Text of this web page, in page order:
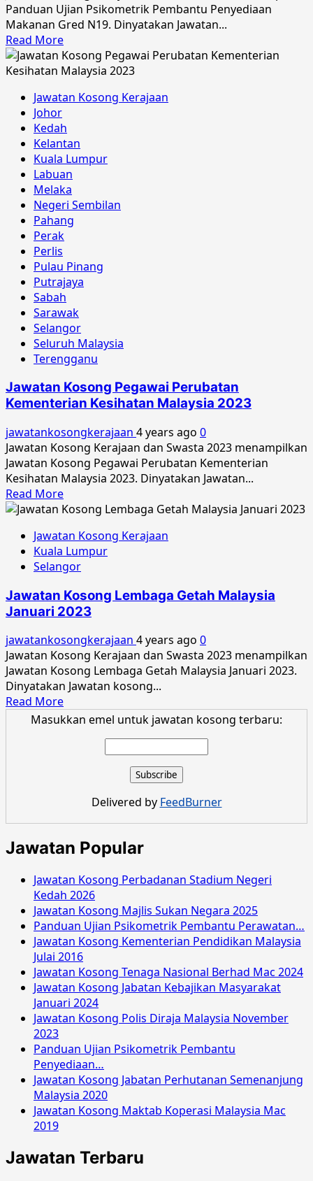
Panduan Ujian Psikometrik Pembantu Penyediaan
Makanan Gred N19. Dinyatakan Jawatan...
Read MoreRead
more
about
Ujian
Pembantu
Penyediaan
Makanan
Gred
N19
Jawatan Kosong Kerajaan
Johor
Kedah
Kelantan
Kuala Lumpur
Labuan
Melaka
Negeri Sembilan
Pahang
Perak
Perlis
Pulau Pinang
Putrajaya
Sabah
Sarawak
Selangor
Seluruh Malaysia
Terengganu
Jawatan Kosong Pegawai Perubatan
Kementerian Kesihatan Malaysia 2023
jawatankosongkerajaan 4 years ago 0
Jawatan Kosong Kerajaan dan Swasta 2023 menampilkan
Jawatan Kosong Pegawai Perubatan Kementerian
Kesihatan Malaysia 2023. Dinyatakan Jawatan...
Read MoreRead
more
Jawatan
Kosong
Pegawai
Kementerian
Kesihatan
2023
Jawatan Kosong Kerajaan
Kuala Lumpur
Selangor
Jawatan Kosong Lembaga Getah Malaysia
Januari 2023
jawatankosongkerajaan 4 years ago 0
Jawatan Kosong Kerajaan dan Swasta 2023 menampilkan
Jawatan Kosong Lembaga Getah Malaysia Januari 2023.
Dinyatakan Jawatan kosong...
Read MoreRead
more
Malaysia
Januari
2023
Masukkan emel untuk jawatan kosong terbaru:
Delivered by FeedBurner
Jawatan Popular
Jawatan Kosong Perbadanan Stadium Negeri
Kedah 2026
Jawatan Kosong Majlis Sukan Negara 2025
Panduan Ujian Psikometrik Pembantu Perawatan…
Jawatan Kosong Kementerian Pendidikan Malaysia
Julai 2016
Jawatan Kosong Tenaga Nasional Berhad Mac 2024
Jawatan Kosong Jabatan Kebajikan Masyarakat
Januari 2024
Jawatan Kosong Polis Diraja Malaysia November
2023
Panduan Ujian Psikometrik Pembantu
Penyediaan…
Jawatan Kosong Jabatan Perhutanan Semenanjung
Malaysia 2020
Jawatan Kosong Maktab Koperasi Malaysia Mac
2019
Jawatan Terbaru